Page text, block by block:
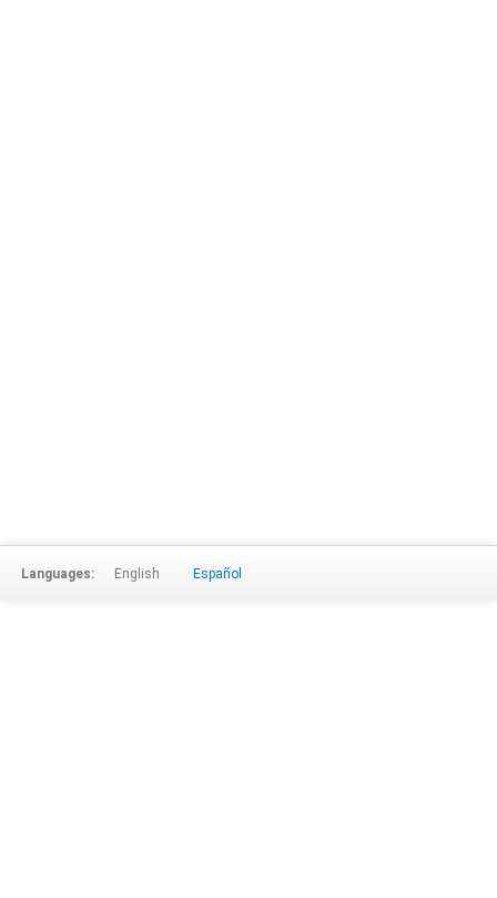
Languages: English Español